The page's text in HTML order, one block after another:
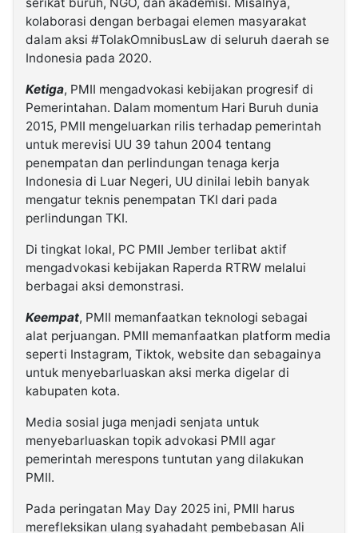
serikat buruh, NGO, dan akademisi. Misalnya,
kolaborasi dengan berbagai elemen masyarakat
dalam aksi #TolakOmnibusLaw di seluruh daerah se
Indonesia pada 2020.
Ketiga, PMII mengadvokasi kebijakan progresif di
Pemerintahan. Dalam momentum Hari Buruh dunia
2015, PMII mengeluarkan rilis terhadap pemerintah
untuk merevisi UU 39 tahun 2004 tentang
penempatan dan perlindungan tenaga kerja
Indonesia di Luar Negeri, UU dinilai lebih banyak
mengatur teknis penempatan TKI dari pada
perlindungan TKI.
Di tingkat lokal, PC PMII Jember terlibat aktif
mengadvokasi kebijakan Raperda RTRW melalui
berbagai aksi demonstrasi.
Keempat, PMII memanfaatkan teknologi sebagai
alat perjuangan. PMII memanfaatkan platform media
seperti Instagram, Tiktok, website dan sebagainya
untuk menyebarluaskan aksi merka digelar di
kabupaten kota.
Media sosial juga menjadi senjata untuk
menyebarluaskan topik advokasi PMII agar
pemerintah merespons tuntutan yang dilakukan
PMII.
Pada peringatan May Day 2025 ini, PMII harus
merefleksikan ulang syahadaht pembebasan Ali